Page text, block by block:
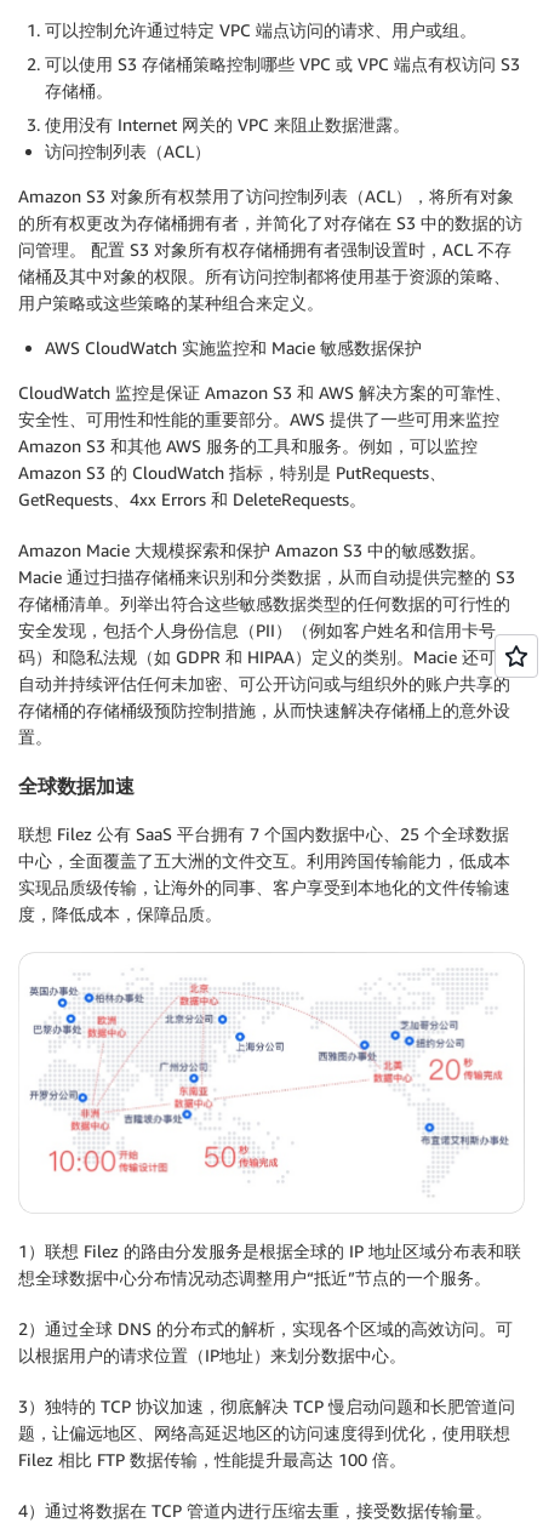
可以控制允许通过特定 VPC 端点访问的请求、用户或组。
可以使用 S3 存储桶策略控制哪些 VPC 或 VPC 端点有权访问 S3
存储桶。
使用没有 Internet 网关的 VPC 来阻止数据泄露。
访问控制列表（ACL）
Amazon S3 对象所有权禁用了访问控制列表（ACL），将所有对象
的所有权更改为存储桶拥有者，并简化了对存储在 S3 中的数据的访
问管理。 配置 S3 对象所有权存储桶拥有者强制设置时，ACL 不存
储桶及其中对象的权限。所有访问控制都将使用基于资源的策略、
用户策略或这些策略的某种组合来定义。
AWS CloudWatch 实施监控和 Macie 敏感数据保护
CloudWatch 监控是保证 Amazon S3 和 AWS 解决方案的可靠性、
安全性、可用性和性能的重要部分。AWS 提供了一些可用来监控
Amazon S3 和其他 AWS 服务的工具和服务。例如，可以监控
Amazon S3 的 CloudWatch 指标，特别是 PutRequests、
GetRequests、4xx Errors 和 DeleteRequests。
Amazon Macie 大规模探索和保护 Amazon S3 中的敏感数据。
Macie 通过扫描存储桶来识别和分类数据，从而自动提供完整的 S3
存储桶清单。列举出符合这些敏感数据类型的任何数据的可行性的
安全发现，包括个人身份信息（PII）（例如客户姓名和信用卡号
码）和隐私法规（如 GDPR 和 HIPAA）定义的类别。Macie 还可以
自动并持续评估任何未加密、可公开访问或与组织外的账户共享的
存储桶的存储桶级预防控制措施，从而快速解决存储桶上的意外设
置。
全球数据加速
联想 Filez 公有 SaaS 平台拥有 7 个国内数据中心、25 个全球数据
中心，全面覆盖了五大洲的文件交互。利用跨国传输能力，低成本
实现品质级传输，让海外的同事、客户享受到本地化的文件传输速
度，降低成本，保障品质。
1）联想 Filez 的路由分发服务是根据全球的 IP 地址区域分布表和联
想全球数据中心分布情况动态调整用户“抵近”节点的一个服务。
2）通过全球 DNS 的分布式的解析，实现各个区域的高效访问。可
以根据用户的请求位置（IP地址）来划分数据中心。
3）独特的 TCP 协议加速，彻底解决 TCP 慢启动问题和长肥管道问
题，让偏远地区、网络高延迟地区的访问速度得到优化，使用联想
Filez 相比 FTP 数据传输，性能提升最高达 100 倍。
4）通过将数据在 TCP 管道内进行压缩去重，接受数据传输量。